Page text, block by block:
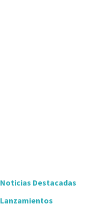
Noticias Destacadas
Lanzamientos